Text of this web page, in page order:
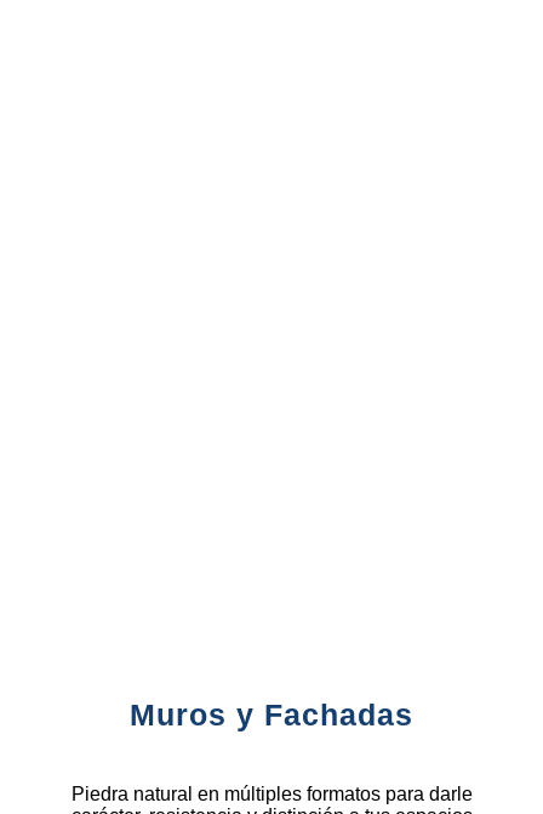
Muros y Fachadas
Piedra natural en múltiples formatos para darle